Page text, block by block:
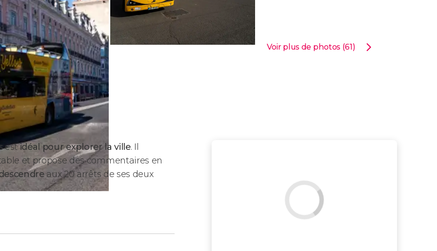
Voir plus de photos (61)
estidéal pour explorer la ville. Il
et propose des commentaires en
aux 20 arrêts de ses deux